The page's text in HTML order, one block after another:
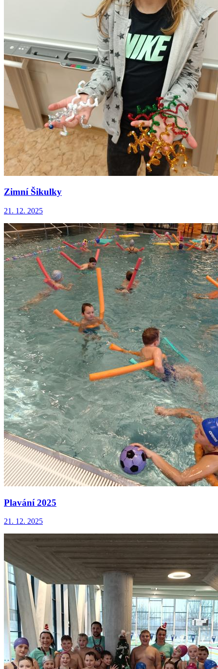
Zimní Šikulky
21. 12. 2025
Plavání 2025
21. 12. 2025